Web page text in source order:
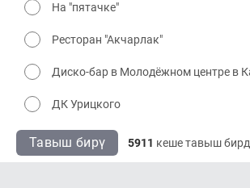
На "пятачке"
Ресторан "Акчарлак"
Диско-бар в Молодёжном центре в
ДК Урицкого
Тавыш бирү 5911 кеше тавыш